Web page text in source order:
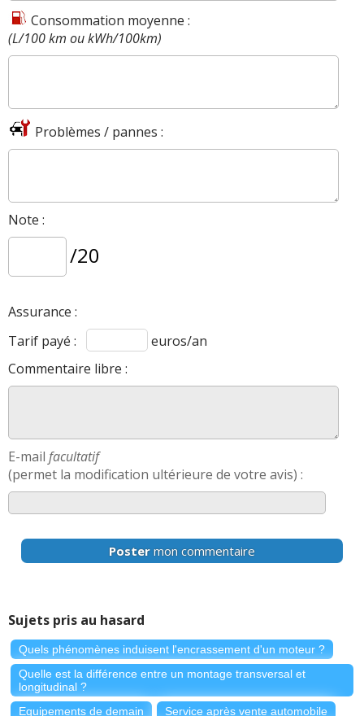
Consommation moyenne :
(L/100 km ou kWh/100km)
Problèmes / pannes :
Note :
/20
Assurance :
Tarif payé :
euros/an
Commentaire libre :
E-mail facultatif
(permet la modification ultérieure de votre avis) :
Poster mon commentaire
Sujets pris au hasard
Quels phénomènes induisent l'encrassement d'un moteur ?
Quelle est la différence entre un montage transversal et
longitudinal ?
Equipements de demain
Service après vente automobile